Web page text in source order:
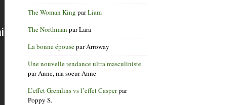
The Woman King parLiam
The Northman parLara
La bonne épouseparArroway
Une nouvelle tendance ultra masculiniste
parAnne, ma soeur Anne
L’effet Gremlins vs l’effet Casperpar
Poppy S.